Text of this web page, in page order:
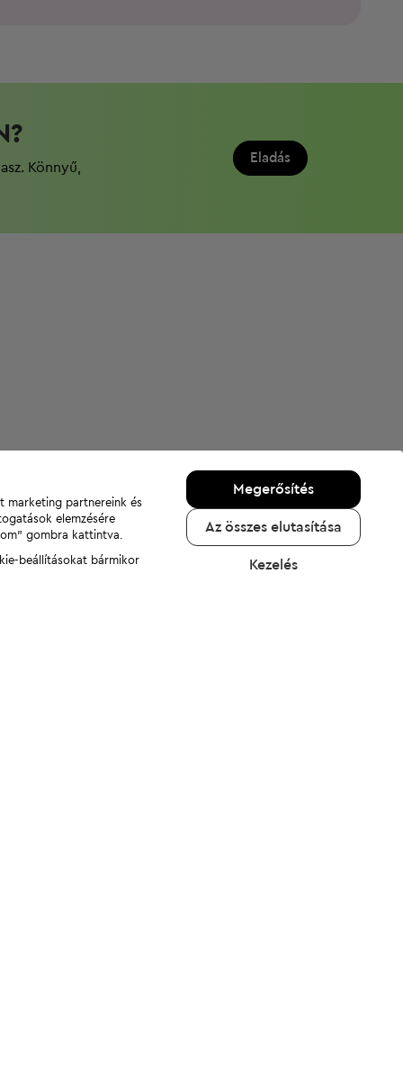
Könnyű,
Eladás
marketing partnereink és
elemzésére
gombra kattintva.
beállításokat bármikor
Megerősítés
Az összes elutasítása
Kezelés